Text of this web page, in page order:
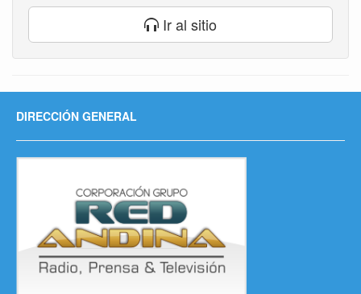
Ir al sitio
DIRECCIÓN GENERAL